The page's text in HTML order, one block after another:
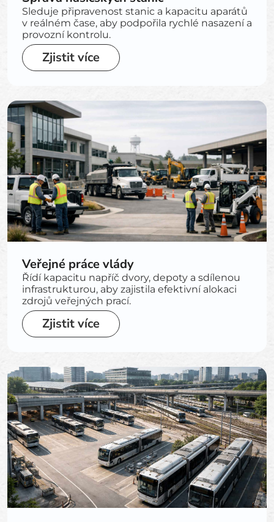
Sleduje připravenost stanic a kapacitu aparátů
v reálném čase, aby podpořila rychlé nasazení a
provozní kontrolu.
Zjistit více
Veřejné práce vlády
Řídí kapacitu napříč dvory, depoty a sdílenou
infrastrukturou, aby zajistila efektivní alokaci
zdrojů veřejných prací.
Zjistit více